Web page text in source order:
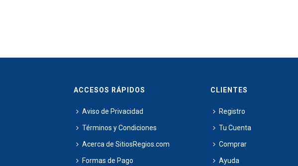
ACCESOS RÁPIDOS
Aviso de Privacidad
Términos y Condiciones
Acerca de SitiosRegios.com
Formas de Pago
CLIENTES
Registro
Tu Cuenta
Comprar
Ayuda